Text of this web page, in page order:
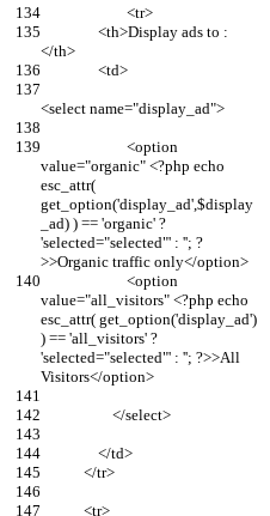
			<tr>
</th>
                <td>
<select name="display_ad">
value="organic" <?php echo
esc_attr(
get_option('display_ad',$display
_ad) ) == 'organic' ?
'selected="selected"' : ''; ?
>>Organic traffic only</option>
value="all_visitors" <?php echo
esc_attr( get_option('display_ad')
) == 'all_visitors' ?
'selected="selected"' : ''; ?>>All
Visitors</option>
                    </select>
                </td>
            </tr>
            <tr>